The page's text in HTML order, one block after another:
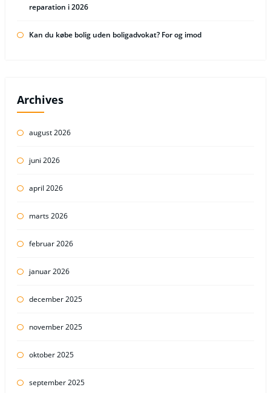
reparation i 2026
Kan du købe bolig uden boligadvokat? For og imod
Archives
august 2026
juni 2026
april 2026
marts 2026
februar 2026
januar 2026
december 2025
november 2025
oktober 2025
september 2025